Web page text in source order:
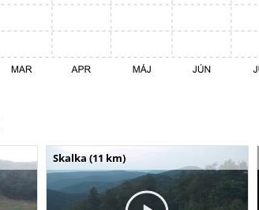
Skalka (11 km)